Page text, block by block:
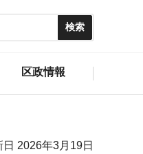
区政情報
2026年3月19日